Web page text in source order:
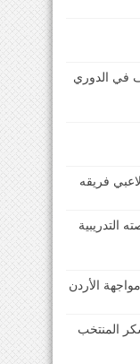
في الدوري
فريقه
التدريبية
الأردن
المنتخب